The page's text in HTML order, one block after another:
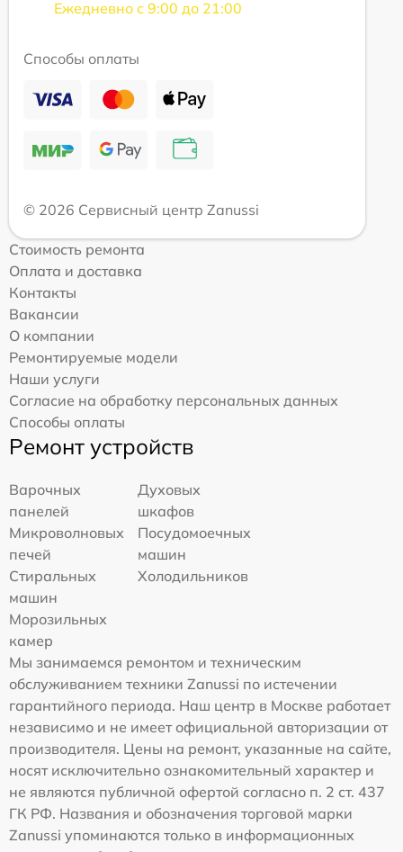
Ежедневно с 9:00 до 21:00
Способы оплаты
© 2026 Сервисный центр Zanussi
Стоимость ремонта
Оплата и доставка
Контакты
Вакансии
О компании
Ремонтируемые модели
Наши услуги
Согласие на обработку персональных данных
Способы оплаты
Ремонт устройств
Варочных
панелей
Духовых
шкафов
Микроволновых
печей
Посудомоечных
машин
Стиральных
машин
Холодильников
Морозильных
камер
Мы занимаемся ремонтом и техническим
обслуживанием техники Zanussi по истечении
гарантийного периода. Наш центр в Москве работает
независимо и не имеет официальной авторизации от
производителя. Цены на ремонт, указанные на сайте,
носят исключительно ознакомительный характер и
не являются публичной офертой согласно п. 2 ст. 437
ГК РФ. Названия и обозначения торговой марки
Zanussi упоминаются только в информационных